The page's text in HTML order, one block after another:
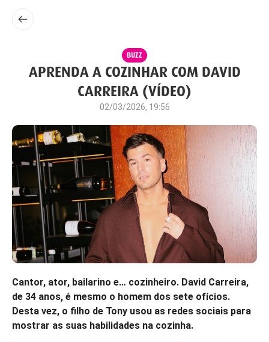
BUZZ
APRENDA A COZINHAR COM DAVID
CARREIRA (VÍDEO)
02/03/2026, 19:56
Cantor, ator, bailarino e… cozinheiro. David Carreira,
de 34 anos, é mesmo o homem dos sete ofícios.
Desta vez, o filho de Tony usou as redes sociais para
mostrar as suas habilidades na cozinha.